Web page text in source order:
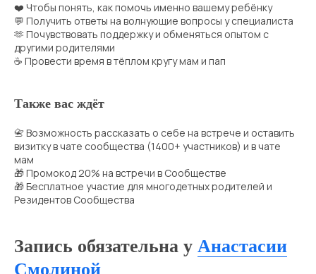
❤️ Чтобы понять, как помочь именно вашему ребёнку
💬 Получить ответы на волнующие вопросы у специалиста
🫶 Почувствовать поддержку и обменяться опытом с
другими родителями
☕ Провести время в тёплом кругу мам и пап
Также вас ждёт
📇 Возможность рассказать о себе на встрече и оставить
визитку в чате сообщества (1400+ участников) и в чате
мам
🎁 Промокод 20% на встречи в Сообществе
🎁 Бесплатное участие для многодетных родителей и
Резидентов Сообщества
Запись обязательна у Анастасии
Смолиной